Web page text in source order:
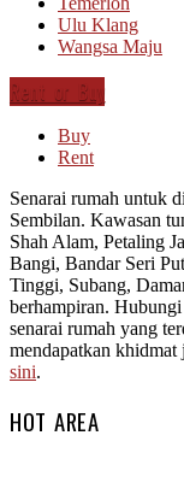
Ulu Klang
Wangsa Maju
Rent or Buy
Buy
Rent
Senarai rumah untuk
Sembilan. Kawasan
Shah Alam, Petaling
Bangi, Bandar Seri
Tinggi, Subang,
berhampiran.
senarai rumah yang
mendapatkan
sini.
HOT AREA